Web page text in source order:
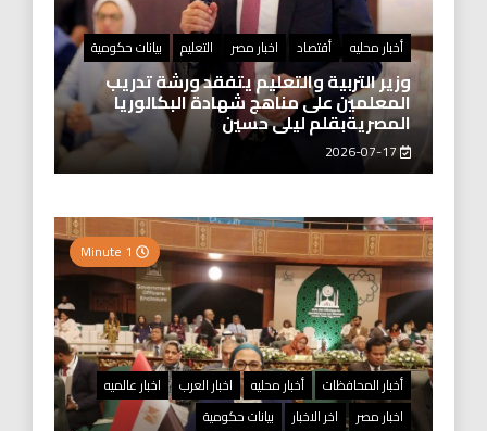
أخبار محليه أقتصاد اخبار مصر التعليم بيانات حكومية
وزير التربية والتعليم يتفقد ورشة تدريب
المعلمين على مناهج شهادة البكالوريا
المصريةبقلم ليلى حسين
2026-07-17
أخبار المحافظات أخبار محليه اخبار العرب
اخبار عالميه
اخبار مصر
اخر الاخبار بيانات حكومية